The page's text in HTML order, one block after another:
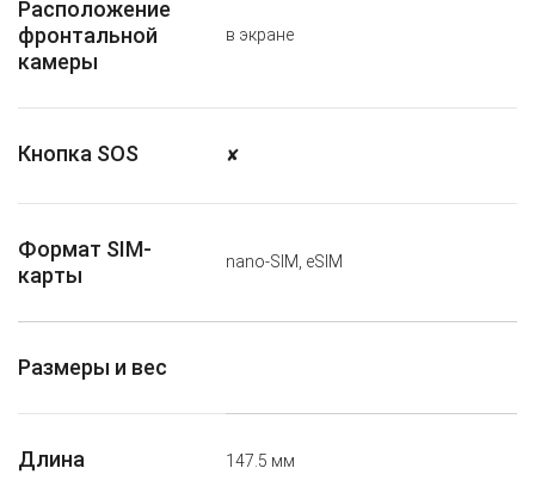
Расположение
фронтальной
камеры
в экране
Кнопка SOS ✘
Формат SIM-
карты
nano-SIM, eSIM
Размеры и вес
Длина 147.5 мм